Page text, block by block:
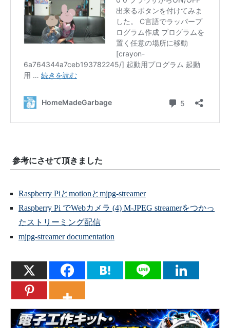
参考にさせて頂きました
Raspberry Piとmotionとmjpg-streamer
Raspberry Pi でWebカメラ (4) M-JPEG streamerをつかっ
たストリーミング配信
mjpg-streamer documentation